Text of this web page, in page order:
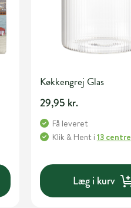
Køkkengrej Glas
29,95 kr.
Få leveret
Klik & Hent i 13 centre
Læg i kurv